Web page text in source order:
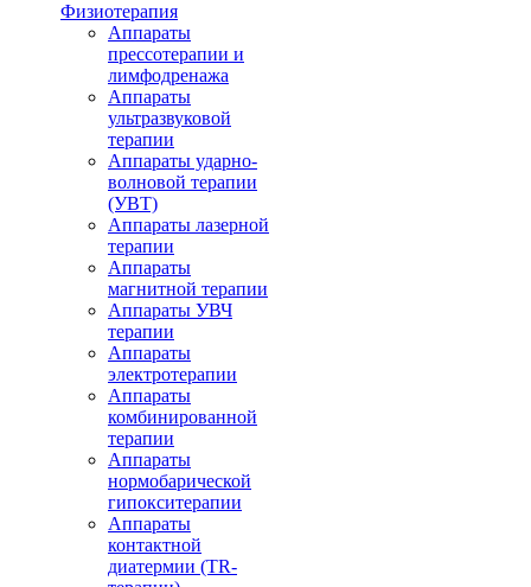
Физиотерапия
Аппараты
прессотерапии и
лимфодренажа
Аппараты
ультразвуковой
терапии
Аппараты ударно-
волновой терапии
(УВТ)
Аппараты лазерной
терапии
Аппараты
магнитной терапии
Аппараты УВЧ
терапии
Аппараты
электротерапии
Аппараты
комбинированной
терапии
Аппараты
нормобарической
гипокситерапии
Аппараты
контактной
диатермии (TR-